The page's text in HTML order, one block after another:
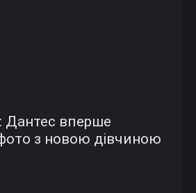
Дантес вперше
з новою дівчиною